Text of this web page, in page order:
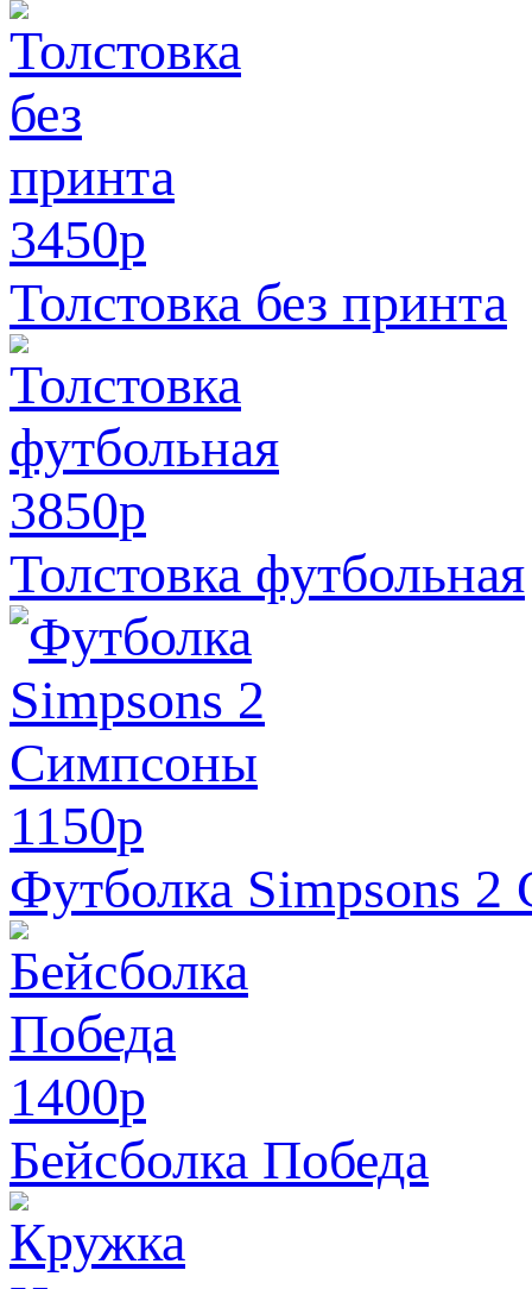
3450p
Толстовка без принта
3850p
Толстовка футбольная
1150p
Футболка Simpsons
1400p
Бейсболка Победа